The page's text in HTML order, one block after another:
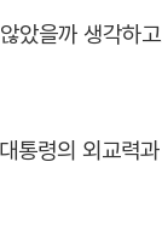
았을까 생각하
통령의 외교력